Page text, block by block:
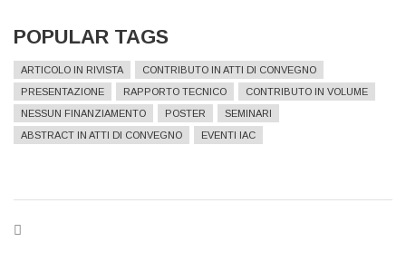
POPULAR TAGS
ARTICOLO IN RIVISTA
CONTRIBUTO IN ATTI DI CONVEGNO
PRESENTAZIONE
RAPPORTO TECNICO
CONTRIBUTO IN VOLUME
NESSUN FINANZIAMENTO
POSTER
SEMINARI
ABSTRACT IN ATTI DI CONVEGNO
EVENTI IAC
BREADCRUMB